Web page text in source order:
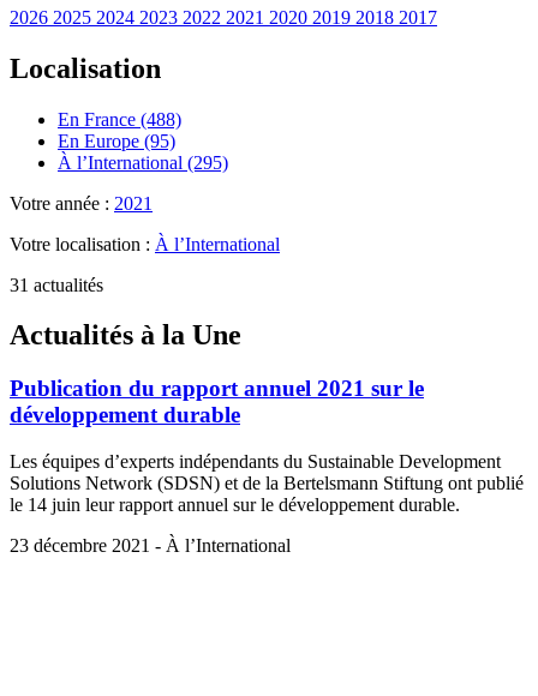
2026 2025 2024 2023 2022 2021 2020 2019 2018 2017
Localisation
En France (488)
En Europe (95)
À l’International (295)
Votre année : 2021
Votre localisation : À l’International
31 actualités
Actualités à la Une
Publication du rapport annuel 2021 sur le
développement durable
Les équipes d’experts indépendants du Sustainable Development
Solutions Network (SDSN) et de la Bertelsmann Stiftung ont publié
le 14 juin leur rapport annuel sur le développement durable.
23 décembre 2021 - À l’International